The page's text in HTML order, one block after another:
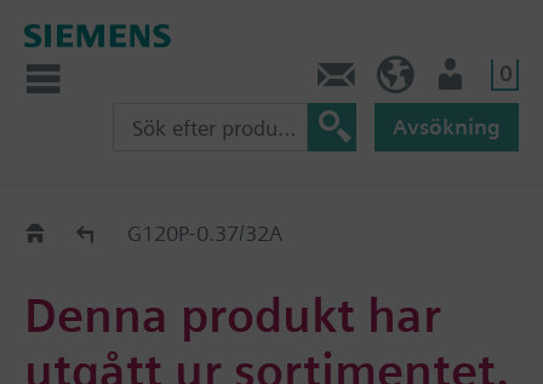
0
Avsökning
Old2NewG120P-0.37/32A
Denna produkt har
utgått ur sortimentet.